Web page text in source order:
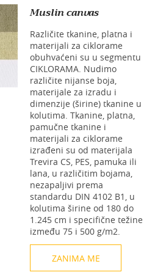
Muslin canvas
Različite tkanine, platna i
materijali za ciklorame
obuhvaćeni su u segmentu
CIKLORAMA. Nudimo
različite nijanse boja,
materijale za izradu i
dimenzije (širine) tkanine u
kolutima. Tkanine, platna,
pamučne tkanine i
materijali za ciklorame
izrađeni su od materijala
Trevira CS, PES, pamuka ili
lana, u različitim bojama,
nezapaljivi prema
standardu DIN 4102 B1, u
kolutima širine od 180 do
1.245 cm i specifične težine
između 75 i 500 g/m2.
ZANIMA ME